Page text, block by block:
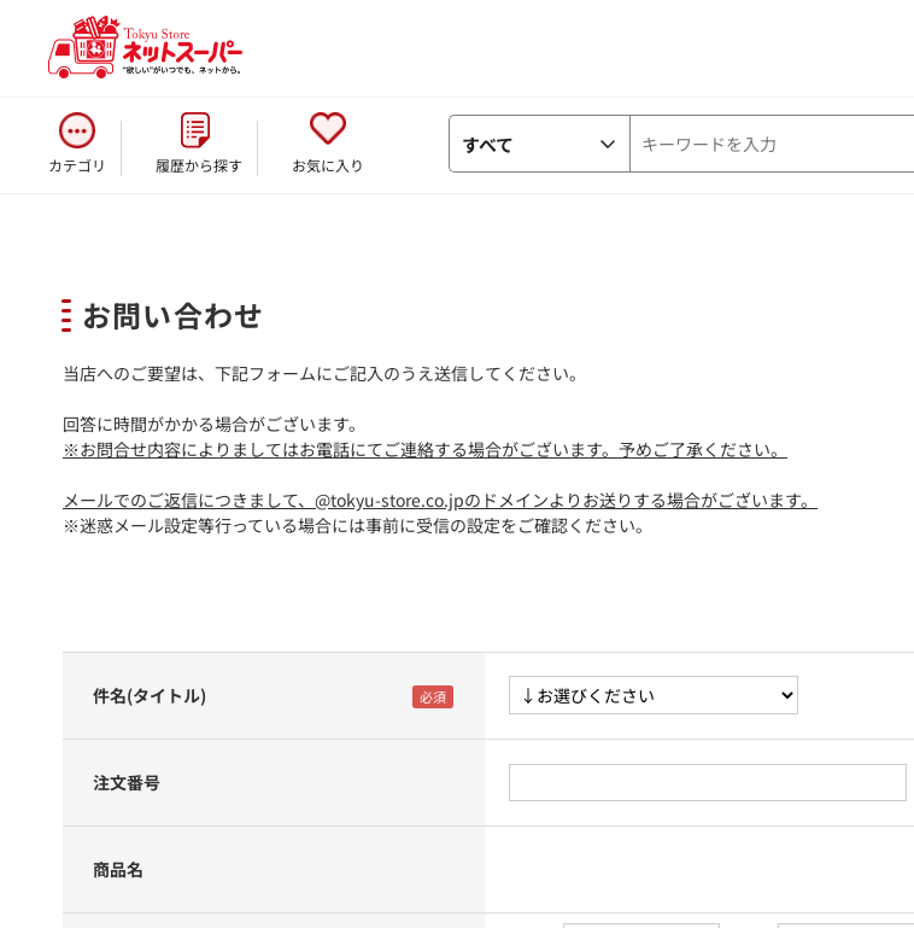
カテゴリ 履歴から探す お気に入り
すべて
お問い合わせ
当店へのご要望は、下記フォームにご記入のうえ送信してください。
回答に時間がかかる場合がございます。
※お問合せ内容によりましてはお電話にてご連絡する場合がございます。予めご了承ください。
メールでのご返信につきまして、@tokyu-store.co.jpのドメインよりお送りする場合がございます。
※迷惑メール設定等行っている場合には事前に受信の設定をご確認ください。
件名(タイトル)
注文番号
商品名